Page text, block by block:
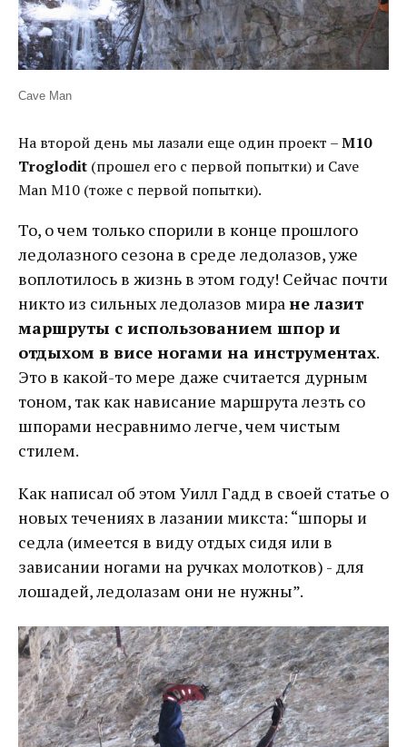
Cave Man
На второй день мы лазали еще один проект –М10
Troglodit (прошел его с первой попытки) и Cave
Man М10 (тоже с первой попытки).
То, о чем только спорили в конце прошлого
ледолазного сезона в среде ледолазов, уже
воплотилось в жизнь в этом году! Сейчас почти
никто из сильных ледолазов миране лазит
маршруты с использованием шпор и
отдыхом в висе ногами на инструментах.
Это в какой-то мере даже считается дурным
тоном, так как нависание маршрута лезть со
шпорами несравнимо легче, чем чистым
стилем.
Как написал об этом Уилл Гадд в своей статье о
новых течениях в лазании микста: “шпоры и
седла (имеется в виду отдых сидя или в
зависании ногами на ручках молотков) - для
лошадей, ледолазам они не нужны”.